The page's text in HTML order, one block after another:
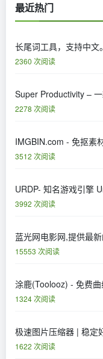
最近热门
长尾词工具，支持中文。
2360 次阅读
Super Productivity –
2278 次阅读
IMGBIN.com - 免抠素
3512 次阅读
URDP- 知名游戏引擎
3992 次阅读
蓝光网电影网,提供最
15553 次阅读
涂鹿(Toolooz) - 免费
1324 次阅读
极速图片压缩器 | 稳定
1622 次阅读